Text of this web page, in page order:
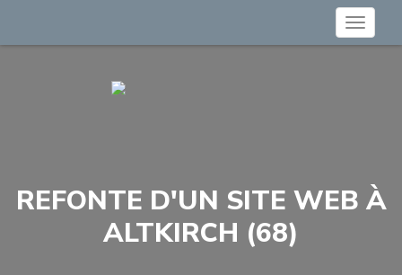
Toggle
REFONTE D'UN SITE WEB À
ALTKIRCH (68)